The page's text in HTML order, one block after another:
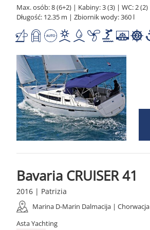
Max. osób: 8 (6+2) | Kabiny: 3 (3) | WC: 2 (2)
Długość: 12.35 m | Zbiornik wody: 360 l
Bavaria CRUISER 41
2016 | Patrizia
Marina D-Marin Dalmacija | Chorwacja
Asta Yachting